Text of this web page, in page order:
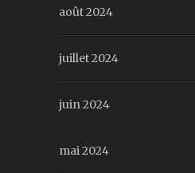
août 2024
juillet 2024
juin 2024
mai 2024